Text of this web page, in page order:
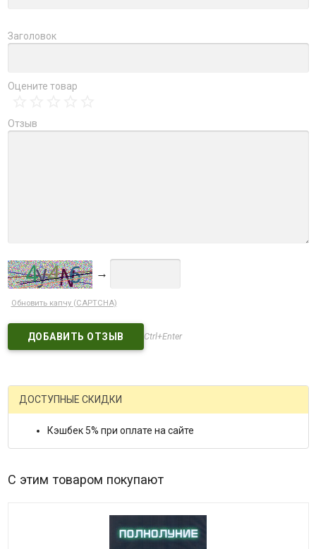
Заголовок
Оцените товар
Отзыв
→
Обновить капчу (CAPTCHA)
Ctrl+Enter
ДОСТУПНЫЕ СКИДКИ
Кэшбек 5% при оплате на сайте
С этим товаром покупают